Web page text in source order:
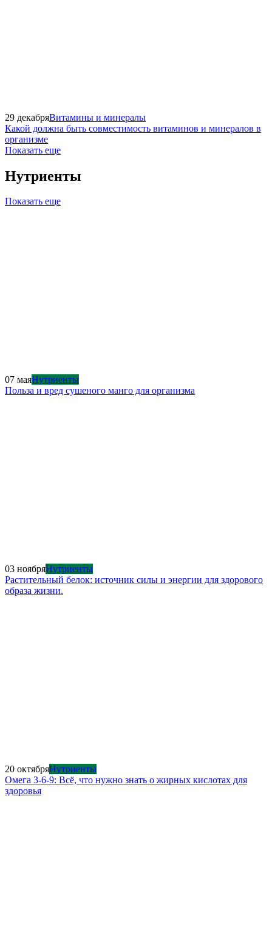
29 декабряВитамины и минералы
Какой должна быть совместимость витаминов и минералов в
организме
Показать еще
Нутриенты
Показать еще
07 маяНутриенты
Польза и вред сушеного манго для организма
03 ноябряНутриенты
Растительный белок: источник силы и энергии для здорового
образа жизни.
20 октябряНутриенты
Омега 3-6-9: Всё, что нужно знать о жирных кислотах для
здоровья